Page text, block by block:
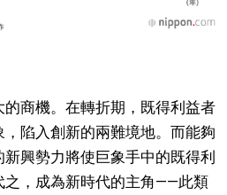
商機。在轉折期，既得利益者
陷入創新的兩難境地。而能夠
興勢力將使巨象手中的既得利
之，成為新時代的主角——此類